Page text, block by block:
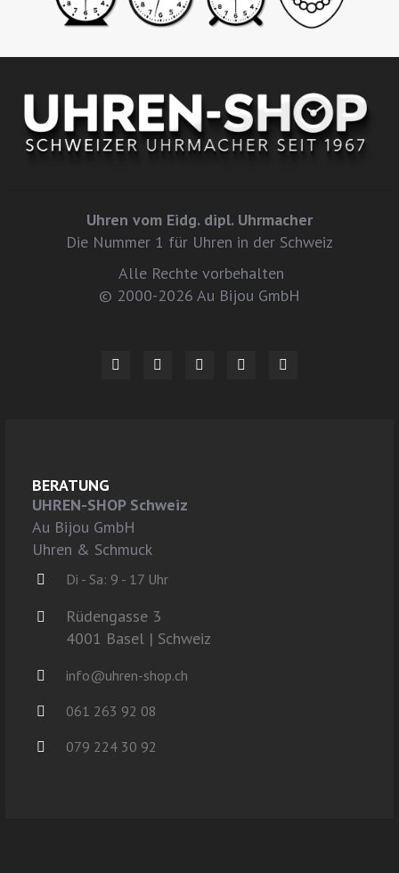
Uhren vom Eidg. dipl. Uhrmacher
Die Nummer 1 für Uhren in der Schweiz
Alle Rechte vorbehalten
© 2000-2026 Au Bijou GmbH
BERATUNG
UHREN-SHOP Schweiz
Au Bijou GmbH
Uhren & Schmuck
Di - Sa: 9 - 17 Uhr
Rüdengasse 3
4001 Basel | Schweiz
info@uhren-shop.ch
061 263 92 08
079 224 30 92